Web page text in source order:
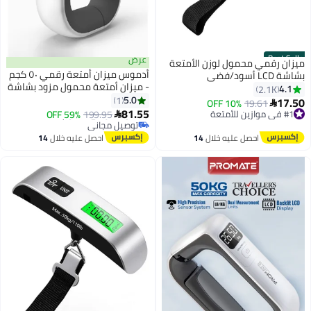
Best Seller
ميزان رقمي محمول لوزن الأمتعة
بشاشة LCD أسود/فضي
4.1
2.1K
17.50
19.61
10% OFF #1 في موازين للأمتعة
توصيل مجاني
بتخلّص بسرعة
تم بيع +730 مؤخرًا احصل عليه خلال14
عرض
أدموس ميزان أمتعة رقمي ٥٠ كجم
- ميزان أمتعة محمول مزود بشاشة
إل سي دي بإضاءة خلفية،
ومستشعر عالي الدقة، وخاصية
تحويل الوزن من كجم إلى رطل،
ومقبض إيه بي إس مانع للانزلاق
لحقائب السفر
5.0
1
81.55
199.95
59% OFF
#3 في موازين للأمتعة
أقل سعر في 30 يوم
توصيل مجاني
#3 في موازين للأمتعة
احصل عليه خلال14